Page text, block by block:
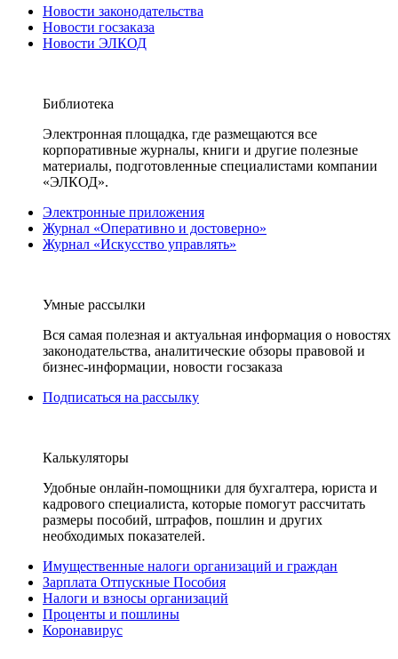
Новости законодательства
Новости госзаказа
Новости ЭЛКОД
Библиотека
Электронная площадка, где размещаются все
корпоративные журналы, книги и другие полезные
материалы, подготовленные специалистами компании
«ЭЛКОД».
Электронные приложения
Журнал «Оперативно и достоверно»
Журнал «Искусство управлять»
Умные рассылки
Вся самая полезная и актуальная информация о новостях
законодательства, аналитические обзоры правовой и
бизнес-информации, новости госзаказа
Подписаться на рассылку
Калькуляторы
Удобные онлайн-помощники для бухгалтера, юриста и
кадрового специалиста, которые помогут рассчитать
размеры пособий, штрафов, пошлин и других
необходимых показателей.
Имущественные налоги организаций и граждан
Зарплата Отпускные Пособия
Налоги и взносы организаций
Проценты и пошлины
Коронавирус